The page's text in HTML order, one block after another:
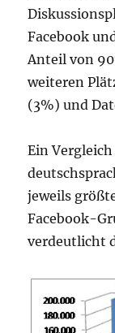
Facebook
Anteil von
weiteren
(3%) und
Ein
jeweils
Facebook-
verdeutlicht